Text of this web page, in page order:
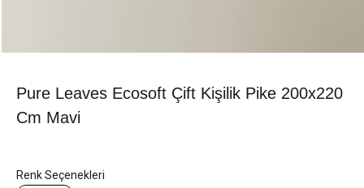
Pure Leaves Ecosoft Çift Kişilik Pike 200x220
Cm Mavi